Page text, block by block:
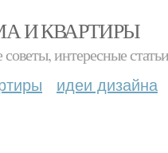
И КВАРТИРЫ
интересные статьи
идеи дизайна